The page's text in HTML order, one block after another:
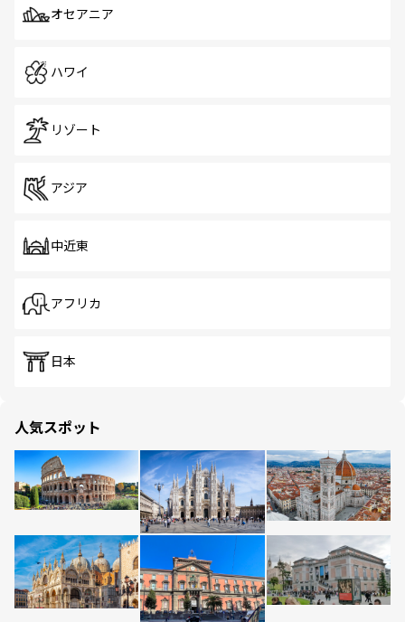
オセアニア
ハワイ
リゾート
アジア
中近東
アフリカ
日本
人気スポット